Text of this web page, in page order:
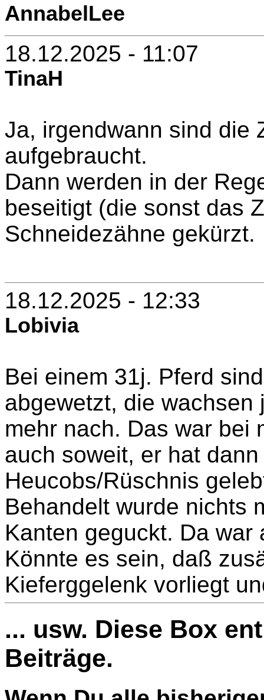
AnnabelLee
18.12.2025 - 11:07
TinaH
Ja, irgendwann sind die
aufgebraucht.
Dann werden in der
beseitigt (die sonst das
Schneidezähne gekürzt.
18.12.2025 - 12:33
Lobivia
Bei einem 31j. Pferd
abgewetzt, die
mehr nach. Das war bei
auch soweit, er hat
Heucobs/Rüschnis
Behandelt wurde nichts
Kanten geguckt. Da war
Könnte es sein, daß
Kieferggelenk vorliegt
... usw. Diese Box
Beiträge.